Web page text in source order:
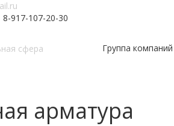
917-107-20-30
Группа
арматура